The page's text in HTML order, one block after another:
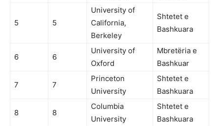
5 5
University of
California,
Berkeley
Shtetet e
Bashkuara
6 6
University of
Oxford
Mbretëria e
Bashkuar
7 7
Princeton
University
Shtetet e
Bashkuara
8 8
Columbia
University
Shtetet e
Bashkuara